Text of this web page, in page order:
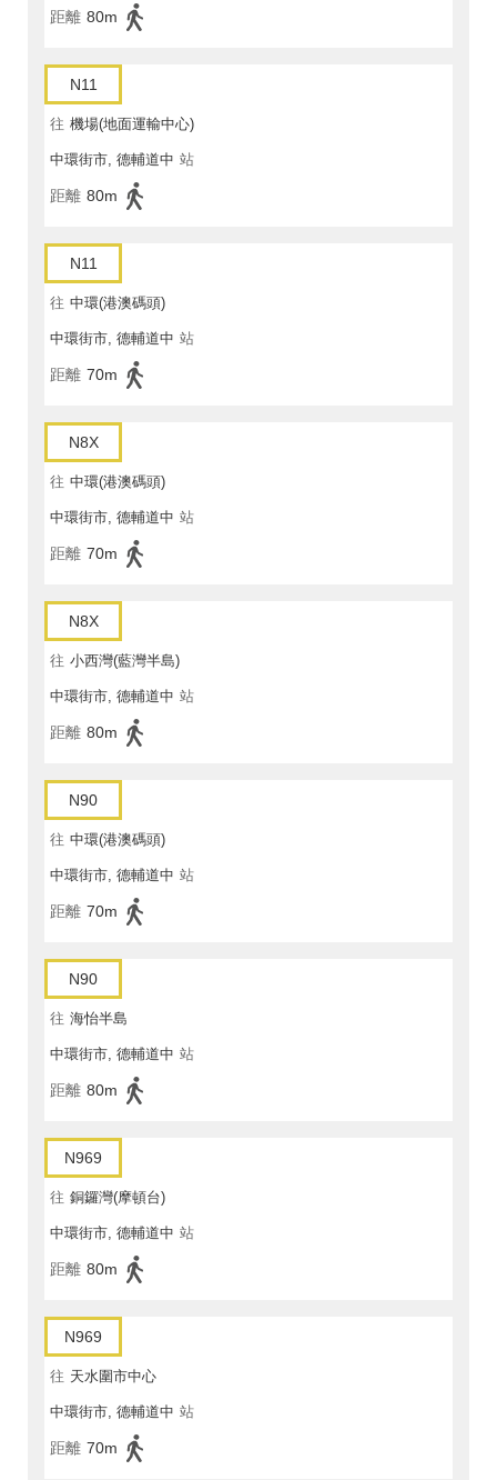
距離 80m
N11
往 機場(地面運輸中心)
中環街市, 德輔道中 站
距離 80m
N11
往 中環(港澳碼頭)
中環街市, 德輔道中 站
距離 70m
N8X
往 中環(港澳碼頭)
中環街市, 德輔道中 站
距離 70m
N8X
往 小西灣(藍灣半島)
中環街市, 德輔道中 站
距離 80m
N90
往 中環(港澳碼頭)
中環街市, 德輔道中 站
距離 70m
N90
往 海怡半島
中環街市, 德輔道中 站
距離 80m
N969
往 銅鑼灣(摩頓台)
中環街市, 德輔道中 站
距離 80m
N969
往 天水圍市中心
中環街市, 德輔道中 站
距離 70m